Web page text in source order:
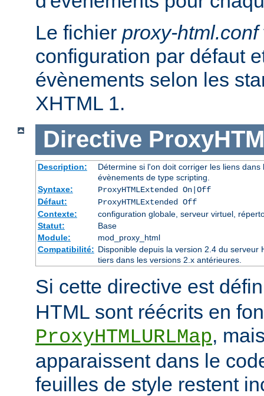
Le fichier proxy-html.conf
configuration par défaut
évènements selon les
XHTML 1.
Directive
Description:
Détermine si l'on doit corriger les liens
évènements de type scripting.
Syntaxe:
ProxyHTMLExtended On|Off
Défaut:
ProxyHTMLExtended Off
Contexte:
configuration globale, serveur virtuel,
Statut:
Base
Module:
mod_proxy_html
Compatibilité: Disponible depuis la version 2.4 du serveur
tiers dans les versions 2.x antérieures.
Si cette directive est
HTML sont réécrits en
ProxyHTMLURLMap,
apparaissent dans le
feuilles de style restent